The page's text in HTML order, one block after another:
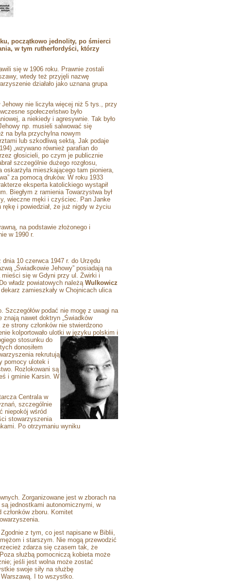
początkowo jednolity, po śmierci
w tym rutherfordyści, którzy
się w 1906 roku. Prawnie zostali
wtedy też przyjęli nazwę
działało jako uznana grupa
nie liczyła więcej niż 5 tys., przy
społeczeństwo było
a niekiedy i agresywnie. Tak było
np. musieli salwować się
na była przychylna nowym
lub szkodliwą sektą. Jak podaje
„wzywano również parafian do
głosicieli, po czym je publicznie
szczególnie dużego rozgłosu,
mieszkającego tam pioniera,
za pomocą druków. W roku 1933
eksperta katolickiego wystąpił
Biegłym z ramienia Towarzystwa był
wieczne męki i czyściec. Pan Janke
rękę i powiedział, że już nigdy w życiu
na podstawie złożonego i
w 1990 r.
10 czerwca 1947 r. do Urzędu
„Świadkowie Jehowy” posiadają na
mieści się w Gdyni przy ul. Żwirki i
władz powiatowych należą Wulkowicz
dekarz zamieszkały w Chojnicach ulica
podać nie mogę z uwagi na
nawet doktryn „Świadków
strony członków nie stwierdzono
kolportowało ulotki w języku polskim i
stosunku do
donosiłem
rekrutują
pomocy ulotek i
Rozlokowani są
i gminie Karsin. W
Centrala w
szczególnie
niepokój wśród
stowarzyszenia
Po otrzymaniu wyniku
Zorganizowane jest w zborach na
jednostkami autonomicznymi, w
członków zboru. Komitet
z tym, co jest napisane w Biblii,
i starszym. Nie mogą przewodzić
zdarza się czasem tak, że
służbą pomocniczą kobieta może
jeśli jest wolna może zostać
swoje siły na służbę
I to wszystko.